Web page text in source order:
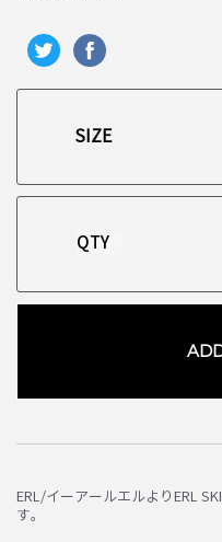
QTY
ERL/イーアールエルよりERL
す。
お買い物を続